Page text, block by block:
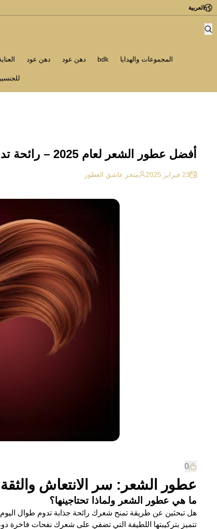
العربية
المجموعات والهدايا bdk دهن عود دهن عود
أفضل عطور الشعر لعام 2025 – رائحة تدوم وانتعاش لا يُقاوم
23 فبراير 2025 متجر عاشق العطور
0
عطور الشعر: سر الانتعاش والثقة
ما هي عطور الشعر ولماذا تحتاجينها؟
هل تبحثين عن طريقة تمنح شعرك رائحة جذابة تدوم طوال
تتميز بتركيبتها اللطيفة التي تضفي على شعرك نفحات فاخرة